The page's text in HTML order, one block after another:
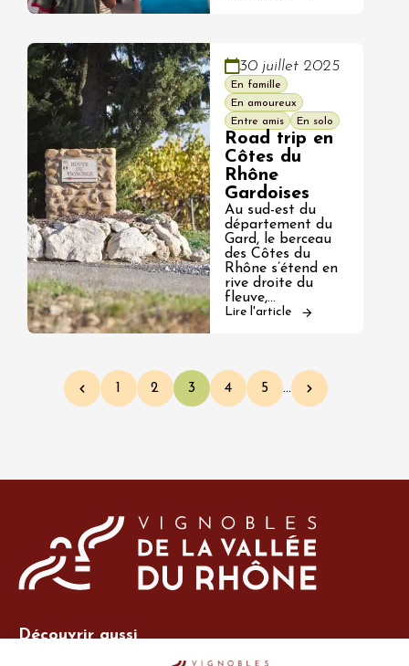
30 juillet 2025
En famille
En amoureux
Entre amis
En solo
Road trip en
Côtes du
Rhône
Gardoises
Au sud-est du
département du
Gard, le berceau
des Côtes du
Rhône s’étend en
rive droite du
fleuve,…
Lire l'article
Pagination
Page précédente
Page
1 Page
2 Page courante
3 Page
4 Page
5 … Page suivante
Découvrir aussi